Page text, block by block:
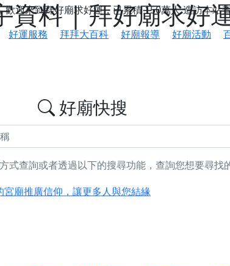
資料 | 拜好廟求好
歡迎來到拜好廟求好運，已累積150萬人造訪本站
好運服務 拜拜大百科 好廟報導 好廟活動
好廟快搜
式查詢或者透過以下的搜尋功能，查詢您想要尋找
支持我們推廣台灣民俗宗教文化
廟推廣信仰，讓更多人與您結緣
驪山母娘聖誕暨中元普渡大法會，誠邀十方善信